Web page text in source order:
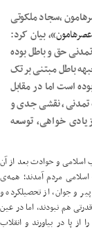
،سجاد ملکوتی
عصرهامون»، بیان کرد:
حق و باطل بوده
باطل مبتنی بر تک
است اما در مقابل
تمدنی، نقشی جدی و
زیادی خواهی، توسعه
اسلامی و حوادث بعد از آن
مردم آمدند؛ همه‌ی
و جوان، از تحصیلکرده و
هم نبودند، اما در عین
پا در بیاورند و انقلاب